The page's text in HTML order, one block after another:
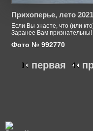
Прихоперье, лето 2021
Если Вы знаете, что (или
Заранее Вам признательны!
Фото № 992770
первая